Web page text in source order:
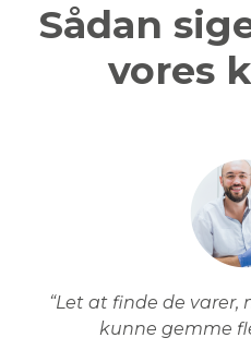
Sådan
vores
“Let at finde de varer,
kunne gemme